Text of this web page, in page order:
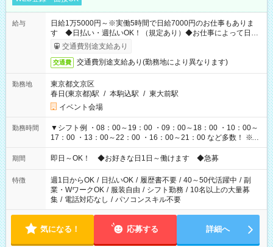
給与
日給1万5000円～※実働5時間で日給7000円のお仕事もありま
す ◆日払い・週払いOK！（規定あり）◆お仕事によって日給
も異なります
交通費別途支給あり
交通費 交通費別途支給あり(勤務地により異なります)
勤務地
東京都文京区
春日(東京都)駅 / 本駒込駅 / 東大前駅
イベント会場
勤務時間
▼シフト例 ・08：00～19：00 ・09：00～18：00 ・10：00～
17：00 ・13：00～22：00 ・16：00～21：00 など多数！ ※お
仕事により勤務時間が異なります
期間 即日～OK！ ◆お好きな日1日～働けます ◆急募
特徴 週1日からOK / 日払いOK / 履歴書不要 / 40～50代活躍中 / 副
業・WワークOK / 服装自由 / シフト勤務 / 10名以上の大量募
集 / 電話対応なし / パソコンスキル不要
気になる！ 応募する 詳細へ